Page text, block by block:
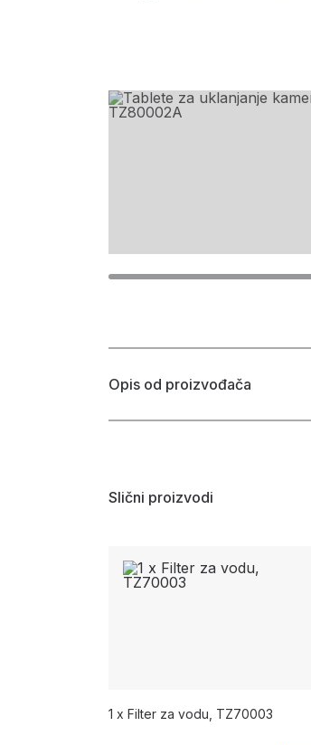
Opis od proizvođača
Slični proizvodi
1 x Filter za vodu, TZ70003